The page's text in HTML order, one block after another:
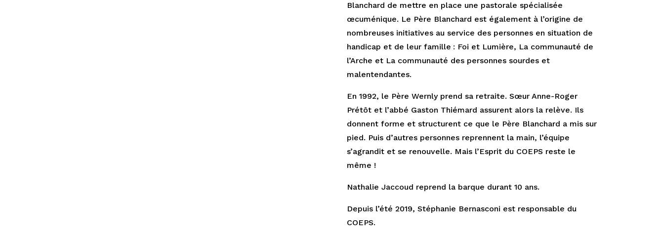
Blanchard de mettre en place une pastorale spécialisée
œcuménique. Le Père Blanchard est également à l’origine de
nombreuses initiatives au service des personnes en situation de
handicap et de leur famille : Foi et Lumière, La communauté de
l’Arche et La communauté des personnes sourdes et
malentendantes.
En 1992, le Père Wernly prend sa retraite. Sœur Anne-Roger
Prétôt et l’abbé Gaston Thiémard assurent alors la relève. Ils
donnent forme et structurent ce que le Père Blanchard a mis sur
pied. Puis d’autres personnes reprennent la main, l’équipe
s’agrandit et se renouvelle. Mais l’Esprit du COEPS reste le
même !
Nathalie Jaccoud reprend la barque durant 10 ans.
Depuis l’été 2019, Stéphanie Bernasconi est responsable du
COEPS.